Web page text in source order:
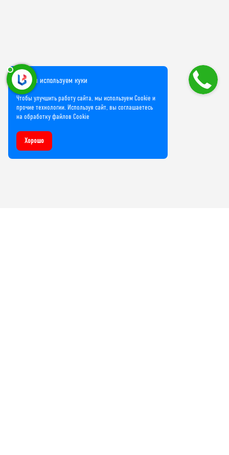
Мы используем куки
Чтобы улучшить работу сайта, мы используем Cookie и
прочие технологии. Используя сайт, вы соглашаетесь
на обработку файлов Cookie
Хорошо